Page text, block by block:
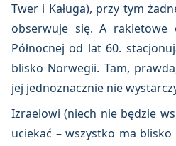
Twer i Kaługa), przy tym
obserwuje się. A rakietowe
Północnej od lat 60.
blisko Norwegii. Tam,
jej jednoznacznie nie
Izraelowi (niech nie będzie
uciekać – wszystko ma blisko